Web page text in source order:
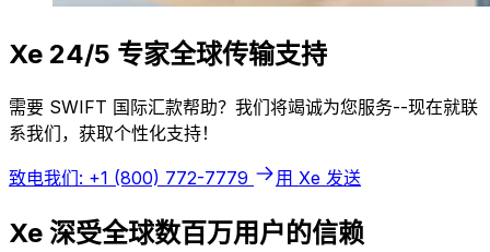
Xe 24/5 专家全球传输支持
需要 SWIFT 国际汇款帮助？我们将竭诚为您服务--现在就联
系我们，获取个性化支持！
致电我们: +1 (800) 772-7779 用 Xe 发送
Xe 深受全球数百万用户的信赖